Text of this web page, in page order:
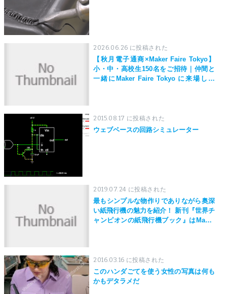
2026.06.26 に投稿された
【秋月電子通商×Maker Faire Tokyo】
小・中・高校生150名をご招待｜仲間と
一緒にMaker Faire Tokyo に来場しよ
2015.08.17 に投稿された
ウェブベースの回路シミュレーター
2019.07.24 に投稿された
最もシンプルな物作りでありながら奥深
い紙飛行機の魅力を紹介！ 新刊『世界チ
ャンピオンの紙飛行機ブック』はMaker
2016.03.16 に投稿された
このハンダごてを使う女性の写真は何も
かもデタラメだ